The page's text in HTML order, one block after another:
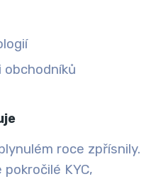
obchodníků
roce zpřísnily.
KYC,